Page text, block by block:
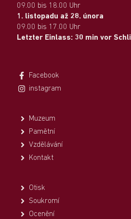
09.00 bis 18.00 Uhr
1. listopadu až 28. února
09.00 bis 17.00 Uhr
Letzter Einlass: 30 min vor
Facebook
instagram
Muzeum
Pamětní
Vzdělávání
Kontakt
Otisk
Soukromí
Ocenění